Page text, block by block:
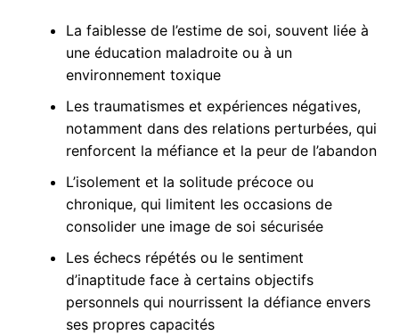
La faiblesse de l’estime de soi, souvent liée à
une éducation maladroite ou à un
environnement toxique
Les traumatismes et expériences négatives,
notamment dans des relations perturbées, qui
renforcent la méfiance et la peur de l’abandon
L’isolement et la solitude précoce ou
chronique, qui limitent les occasions de
consolider une image de soi sécurisée
Les échecs répétés ou le sentiment
d’inaptitude face à certains objectifs
personnels qui nourrissent la défiance envers
ses propres capacités